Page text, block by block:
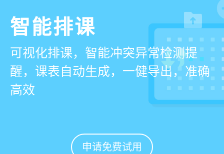
管学校，用校盈易
培训机构教务管理系
统
有效提升运营管理效率45%
申请免费试用
智能排课
可视化排课，智能冲突异常检测提
醒，课表自动生成，一健导出，准确
高效
申请免费试用
课时统计
学员签到同步扣减课时，老师带课量
自动统计、汇总，数据清晰可查免扯
皮
申请免费试用
家校互动
一部手机链接教师、学员、家长，沟
通互动零距离，服务贴心铸口碑促续
费
申请免费试用